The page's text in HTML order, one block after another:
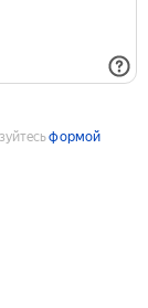
формой